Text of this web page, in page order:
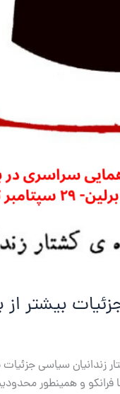
بیشتر
زندانیان سیاسی
پسا فرانکو و